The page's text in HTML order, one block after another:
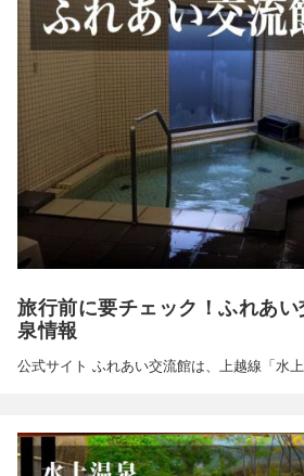
旅行前に要チェック！ふれあ
泉情報
公式サイト ふれあい交流館は、上越線「水